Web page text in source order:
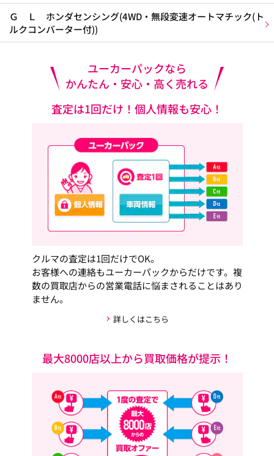
Ｇ Ｌ ホンダセンシング(4WD・無段変速オートマチック(ト
ルクコンバーター付))
ユーカーパックなら
かんたん・安心・高く売れる
査定は1回だけ！個人情報も安心！
クルマの査定は1回だけでOK。
お客様への連絡もユーカーパックからだけです。複
数の買取店からの営業電話に悩まされることはあり
ません。
詳しくはこちら
最大8000店以上から買取価格が提示！